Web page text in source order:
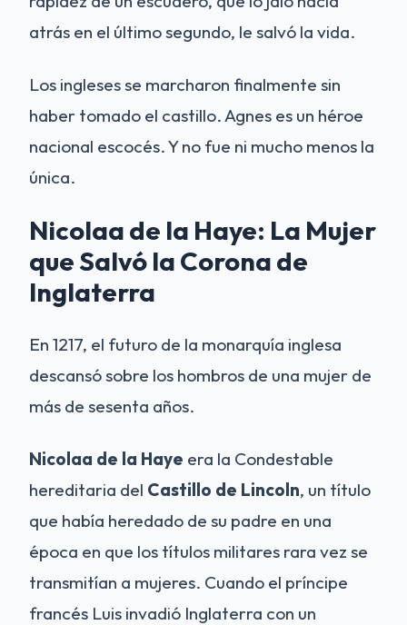
atrás en el último segundo, le salvó la vida.
Los ingleses se marcharon finalmente sin
haber tomado el castillo. Agnes es un héroe
nacional escocés. Y no fue ni mucho menos la
única.
Nicolaa de la Haye: La Mujer
que Salvó la Corona de
Inglaterra
En 1217, el futuro de la monarquía inglesa
descansó sobre los hombros de una mujer de
más de sesenta años.
Nicolaa de la Haye era la Condestable
hereditaria del Castillo de Lincoln, un título
que había heredado de su padre en una
época en que los títulos militares rara vez se
transmitían a mujeres. Cuando el príncipe
francés Luis invadió Inglaterra con un